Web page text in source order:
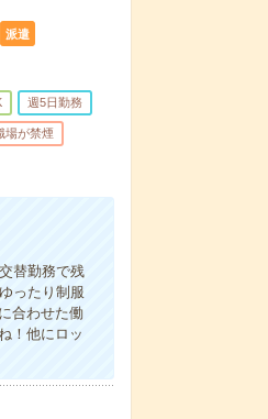
派遣
週5日勤務
場が禁煙
替勤務で残
ったり制服
合わせた働
！他にロッ